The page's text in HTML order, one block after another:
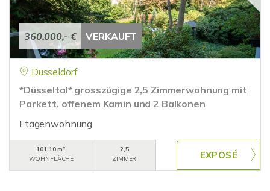
360.000,- € VERKAUFT
Düsseldorf
*Düsseltal* grosszügige 2,5 Zimmerwohnung mit
Parkett, offenem Kamin und 2 Balkonen
Etagenwohnung
101,10 m²
WOHNFLÄCHE
2,5
ZIMMER